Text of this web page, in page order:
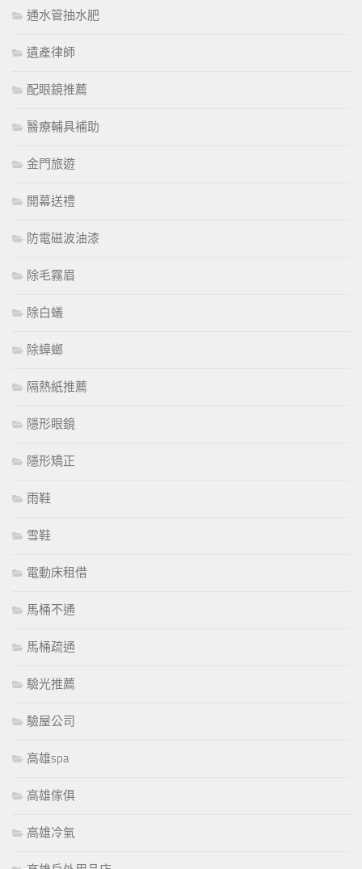
通水管抽水肥
遺產律師
配眼鏡推薦
醫療輔具補助
金門旅遊
開幕送禮
防電磁波油漆
除毛霧眉
除白蟻
除蟑螂
隔熱紙推薦
隱形眼鏡
隱形矯正
雨鞋
雪鞋
電動床租借
馬桶不通
馬桶疏通
驗光推薦
驗屋公司
高雄spa
高雄傢俱
高雄冷氣